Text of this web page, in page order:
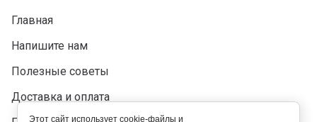
Главная
Напишите нам
Полезные советы
Доставка и оплата
Этот сайт использует cookie-файлы и